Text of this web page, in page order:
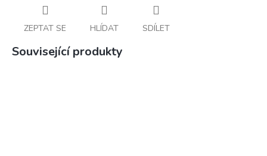
ZEPTAT SE HLÍDAT SDÍLET
Související produkty